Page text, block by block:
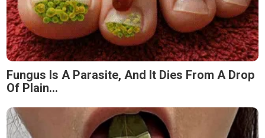
Fungus Is A Parasite, And It Dies From A Drop
Of Plain...